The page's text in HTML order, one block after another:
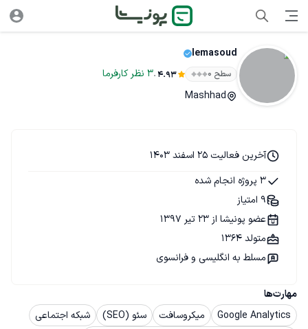
lemasoud
سطح ۰ 4.93
.
3 نظر کارفرما
Mashhad
مهارت‌ها
Google Analytics
میکروسافت سئو (SEO)
شبکه اجتماعی
آخرین فعالیت 25 اسفند 1403
3 پروژه انجام شده
9 امتیاز
عضو پونیشا از 23 تیر 1397
متولد 1364
مسلط به انگلیسی و فرانسوی